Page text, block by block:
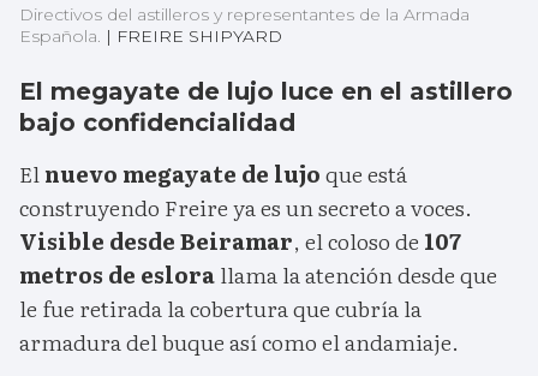
Directivos del astilleros y representantes de la Armada
Española. | FREIRE SHIPYARD
El megayate de lujo luce en el astillero
bajo confidencialidad
Elnuevo megayate de lujoque está
construyendo Freire ya es un secreto a voces.
Visible desde Beiramar, el coloso de 107
metros de eslorallama la atención desde que
le fue retirada la cobertura que cubría la
armadura del buque así como el andamiaje.